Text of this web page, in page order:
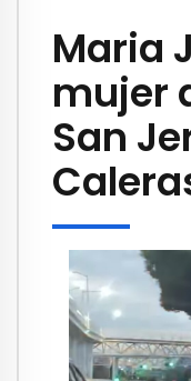
Maria
mujer
San